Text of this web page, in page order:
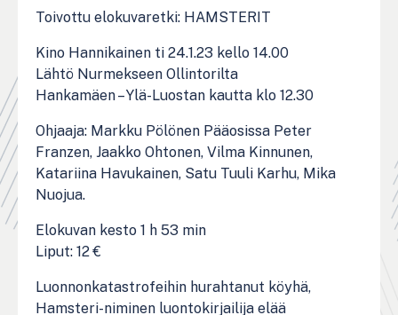
Toivottu elokuvaretki: HAMSTERIT
Kino Hannikainen ti 24.1.23 kello 14.00
Lähtö Nurmekseen Ollintorilta
Hankamäen – Ylä-Luostan kautta klo 12.30
Ohjaaja: Markku Pölönen Pääosissa Peter
Franzen, Jaakko Ohtonen, Vilma Kinnunen,
Katariina Havukainen, Satu Tuuli Karhu, Mika
Nuojua.
Elokuvan kesto 1 h 53 min
Liput: 12 €
Luonnonkatastrofeihin hurahtanut köyhä,
Hamsteri-niminen luontokirjailija elää